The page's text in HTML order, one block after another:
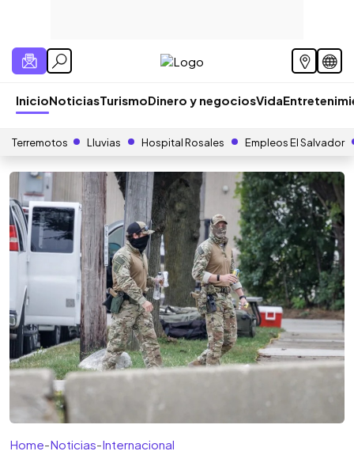
InicioNoticiasTurismoDinero y negociosVida
Terremotos Lluvias Hospital Rosales Empleos El Salvador
Home-Noticias-Internacional